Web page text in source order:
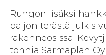
Rungon lisäksi
paljon terästä
rakenneosissa.
tonnia Sarmaplan